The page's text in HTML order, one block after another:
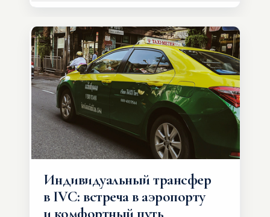
Индивидуальный трансфер
в IVC: встреча в аэропорту
и комфортный путь